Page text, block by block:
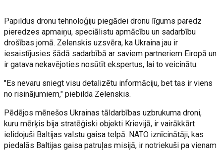
Papildus dronu tehnoloģiju piegādei dronu līgums paredz
pieredzes apmaiņu, speciālistu apmācību un sadarbību
drošības jomā. Zelenskis uzsvēra, ka Ukraina jau ir
iesaistījusies šādā sadarbībā ar saviem partneriem Eiropā un
ir gatava nekavējoties nosūtīt ekspertus, lai to veicinātu.
"Es nevaru sniegt visu detalizētu informāciju, bet tas ir viens
no risinājumiem," piebilda Zelenskis.
Pēdējos mēnešos Ukrainas tāldarbības uzbrukuma droni,
kuru mērķis bija stratēģiski objekti Krievijā, ir vairākkārt
ielidojuši Baltijas valstu gaisa telpā. NATO iznīcinātāji, kas
piedalās Baltijas gaisa patruļas misijā, ir notriekuši pa vienam